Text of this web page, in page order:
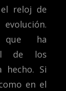
reloj de
ha
de los
hecho. Si
en el